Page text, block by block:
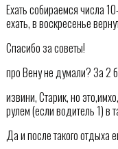
Ехать собираемся числа
ехать, в воскресенье
Спасибо за советы!
про Вену не думали? За 2
извини, Старик, но
рулем (если водитель 1) в
Да и после такого